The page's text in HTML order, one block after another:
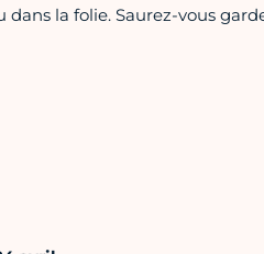
dans la folie. Saurez-vous